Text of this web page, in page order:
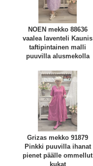
NOEN mekko 88636
vaalea laventeli Kaunis
taftipintainen malli
puuvilla alusmekolla
Grizas mekko 91879
Pinkki puuvilla ihanat
pienet päälle ommellut
kukat